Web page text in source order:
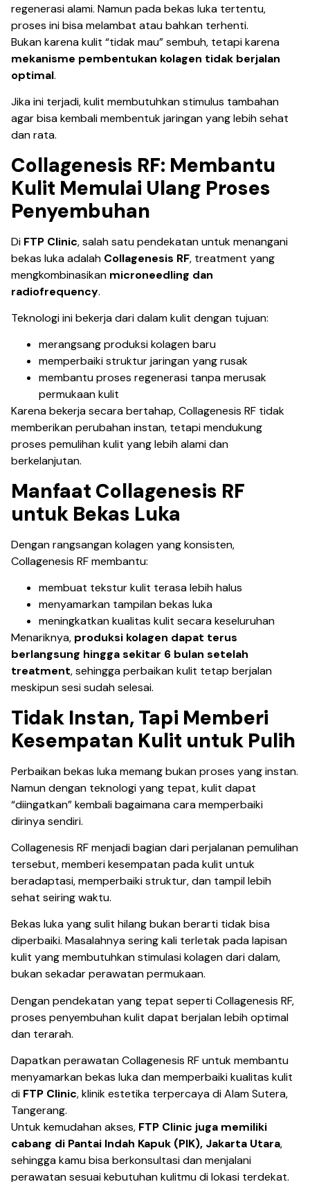
regenerasi alami. Namun pada bekas luka tertentu,
proses ini bisa melambat atau bahkan terhenti.
Bukan karena kulit “tidak mau” sembuh, tetapi karena
mekanisme pembentukan kolagen tidak berjalan
optimal.
Jika ini terjadi, kulit membutuhkan stimulus tambahan
agar bisa kembali membentuk jaringan yang lebih sehat
dan rata.
Collagenesis RF: Membantu
Kulit Memulai Ulang Proses
Penyembuhan
Di FTP Clinic, salah satu pendekatan untuk menangani
bekas luka adalah Collagenesis RF, treatment yang
mengkombinasikan microneedling dan
radiofrequency.
Teknologi ini bekerja dari dalam kulit dengan tujuan:
merangsang produksi kolagen baru
memperbaiki struktur jaringan yang rusak
membantu proses regenerasi tanpa merusak
permukaan kulit
Karena bekerja secara bertahap, Collagenesis RF tidak
memberikan perubahan instan, tetapi mendukung
proses pemulihan kulit yang lebih alami dan
berkelanjutan.
Manfaat Collagenesis RF
untuk Bekas Luka
Dengan rangsangan kolagen yang konsisten,
Collagenesis RF membantu:
membuat tekstur kulit terasa lebih halus
menyamarkan tampilan bekas luka
meningkatkan kualitas kulit secara keseluruhan
Menariknya, produksi kolagen dapat terus
berlangsung hingga sekitar 6 bulan setelah
treatment, sehingga perbaikan kulit tetap berjalan
meskipun sesi sudah selesai.
Tidak Instan, Tapi Memberi
Kesempatan Kulit untuk Pulih
Perbaikan bekas luka memang bukan proses yang instan.
Namun dengan teknologi yang tepat, kulit dapat
“diingatkan” kembali bagaimana cara memperbaiki
dirinya sendiri.
Collagenesis RF menjadi bagian dari perjalanan pemulihan
tersebut, memberi kesempatan pada kulit untuk
beradaptasi, memperbaiki struktur, dan tampil lebih
sehat seiring waktu.
Bekas luka yang sulit hilang bukan berarti tidak bisa
diperbaiki. Masalahnya sering kali terletak pada lapisan
kulit yang membutuhkan stimulasi kolagen dari dalam,
bukan sekadar perawatan permukaan.
Dengan pendekatan yang tepat seperti Collagenesis RF,
proses penyembuhan kulit dapat berjalan lebih optimal
dan terarah.
Dapatkan perawatan Collagenesis RF untuk membantu
menyamarkan bekas luka dan memperbaiki kualitas kulit
di FTP Clinic, klinik estetika terpercaya di Alam Sutera,
Tangerang.
Untuk kemudahan akses, FTP Clinic juga memiliki
cabang di Pantai Indah Kapuk (PIK), Jakarta Utara,
sehingga kamu bisa berkonsultasi dan menjalani
perawatan sesuai kebutuhan kulitmu di lokasi terdekat.